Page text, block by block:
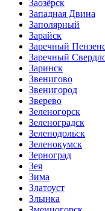
Заозёрск
Западная Двина
Заполярный
Зарайск
Заречный
Заречный
Заринск
Звенигово
Звенигород
Зверево
Зеленогорск
Зеленоградск
Зеленодольск
Зеленокумск
Зерноград
Зея
Зима
Златоуст
Злынка